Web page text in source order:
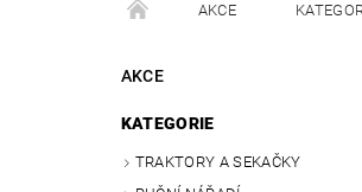
AKCE
VRÁCENÍ ZBOŽÍ
AKCE
KATEGORIE
TRAKTORY A SEKAČKY